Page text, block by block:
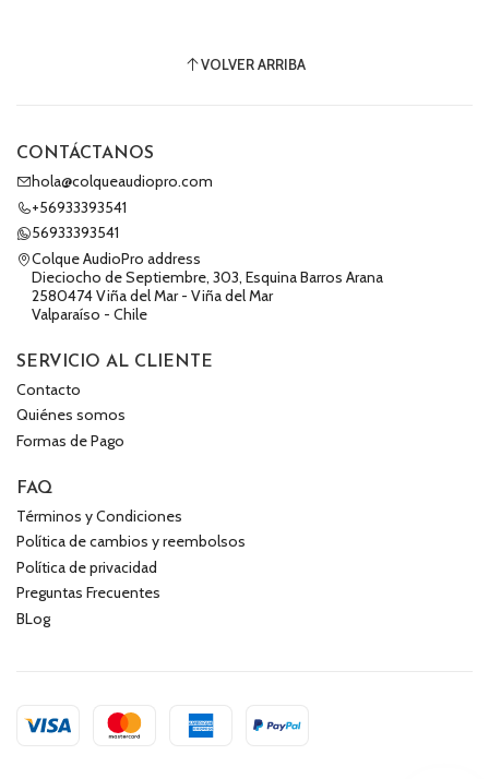
VOLVER ARRIBA
CONTÁCTANOS
hola@colqueaudiopro.com
+56933393541
56933393541
Colque AudioPro address
Dieciocho de Septiembre, 303, Esquina Barros Arana
2580474 Viña del Mar - Viña del Mar
Valparaíso - Chile
SERVICIO AL CLIENTE
Contacto
Quiénes somos
Formas de Pago
FAQ
Términos y Condiciones
Política de cambios y reembolsos
Política de privacidad
Preguntas Frecuentes
BLog